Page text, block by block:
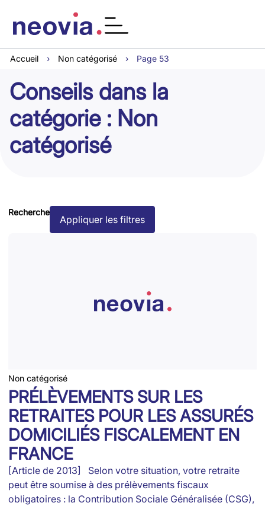
Accueil › Non catégorisé › Page 53
Conseils dans la
catégorie : Non
catégorisé
Recherche
Appliquer les filtres
Non catégorisé
PRÉLÈVEMENTS SUR LES
RETRAITES POUR LES ASSURÉS
DOMICILIÉS FISCALEMENT EN
FRANCE
[Article de 2013] Selon votre situation, votre retraite
peut être soumise à des prélèvements fiscaux
obligatoires : la Contribution Sociale Généralisée (CSG),